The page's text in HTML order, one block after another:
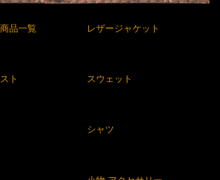
品一覧 レザージャケット
ト スウェット
シャツ